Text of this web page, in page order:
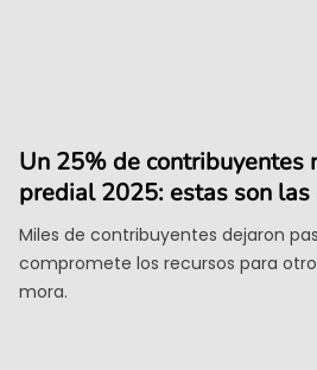
Un 25% de contribuyentes
predial 2025: estas son las
Miles de contribuyentes dejaron
compromete los recursos para
mora.